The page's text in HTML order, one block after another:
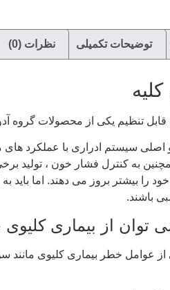
توضیحات تکمیلی نظرات (0)
تنظیم یکی از محصولات گروه
اصلی سیستم ادراری با عملکرد های
به کنترل فشار خون ، تولید
را بیشتر بروز می دهند. اما باید
باشند.
توان از بیماری
عوامل خطر بیماری کلیوی مانند